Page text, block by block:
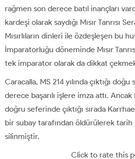
rağmen son derece batıl inançları
kardeşi olarak saydığı Mısır Tanrısı
Mısırlıların dinleri ile özdeşleşen bu
İmparatorluğu döneminde Mısır
tek imparator olarak da dikkat
Caracalla, MS 214 yılında çıktığı
derece başarılı işlere imza attı. Ancak
doğru seferinde çıktığı sırada
bir subay tarafından öldürülerek tarih
silinmiştir.
Click to rate this